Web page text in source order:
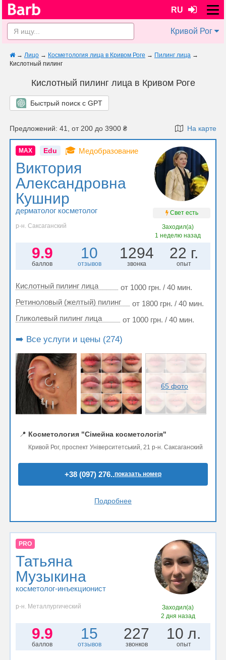
RU
Кривой Рог
→ Лицо → Косметология лица в Кривом Роге → Пилинг лица →
Кислотный пилинг
Кислотный пилинг лица в Кривом Роге
Быстрый поиск с GPT
Предложений: 41, от 200 до 3900 ₴ На карте
MAX Edu 🎓 Медобразование
Виктория
Александровна
Кушнир
дерматолог косметолог
Свет есть
р-н. Саксаганский
Заходил(а)
1 неделю назад
9.9
баллов
10
отзывов
1294
звонка
22 г.
опыт
Кислотный пилинг лица
от 1000 грн. / 40 мин.
Ретиноловый (желтый) пилинг
от 1800 грн. / 40 мин.
Гликолевый пилинг лица
от 1000 грн. / 40 мин.
➡️ Все услуги и цены (274)
65 фото
📍 Косметология "Сімейна косметологія"
Кривой Рог, проспект Університетський, 21 р-н. Саксаганский
+38 (097) 276..показать номер
Подробнее
PRO
Татьяна
Музыкина
косметолог-инъекционист
р-н. Металлургический
Заходил(а)
2 дня назад
9.9
баллов
15
отзывов
227
звонков
10 л.
опыт